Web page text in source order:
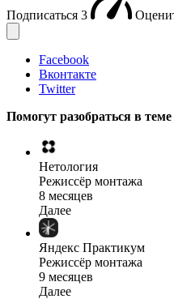
Подписаться 3
Facebook
Вконтакте
Twitter
Помогут разобраться в теме
Нетология
Режиссёр монтажа
8 месяцев
Далее
Яндекс Практикум
Режиссёр монтажа
9 месяцев
Далее